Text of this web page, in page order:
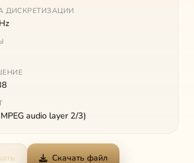
ДИСКРЕТИЗАЦИИ
audio layer 2/3)
Скачать файл